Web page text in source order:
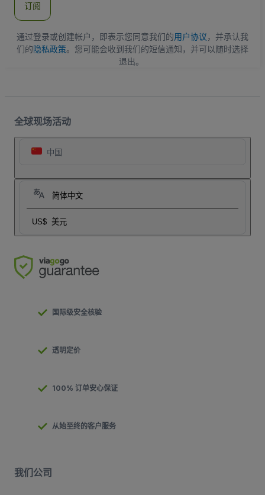
地
订阅
通过登录或创建帐户，即表示您同意我们的用户协议，并承认我
们的隐私政策。您可能会收到我们的短信通知，并可以随时选择
退出。
全球现场活动
中国
简体中文
US$ 美元
国际级安全核验
透明定价
100% 订单安心保证
从始至终的客户服务
我们公司